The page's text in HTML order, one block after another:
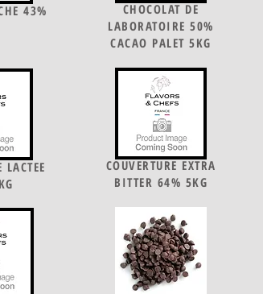
43%
LACTEE
CHOCOLAT DE
LABORATOIRE 50%
CACAO PALET 5KG
COUVERTURE EXTRA
BITTER 64% 5KG